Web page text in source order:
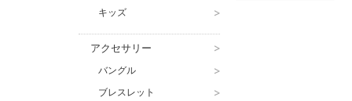
キッズ >
アクセサリー >
バングル >
ブレスレット >